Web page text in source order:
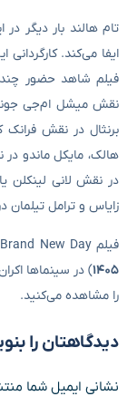
تام هالند بار دیگر
ایفا می‌کند.
فیلم شاهد حضور
نقش میشل ام‌جی
برنثال در نقش فرانک
هالک، مایکل ماندو
در نقش لانی لینکلن
زایاس و ترامل
فیلم Spider-Man: Brand New Day در تاریخ ۳۱ ژوئیه (
۱۴۰۵) در سینماها
را مشاهده می‌کنید.
دیدگاهتان را
نشانی ایمیل شما